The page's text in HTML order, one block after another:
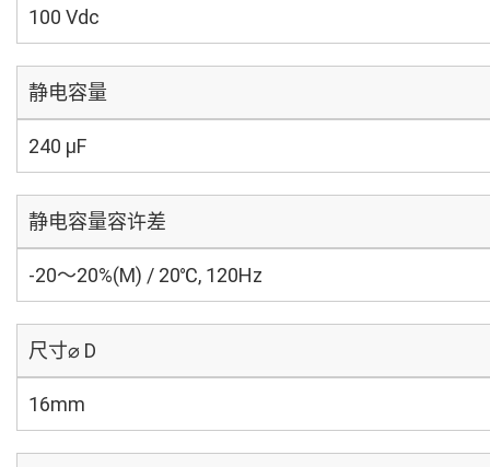
100 Vdc
静电容量
240 µF
静电容量容许差
-20～20%(M) / 20℃, 120Hz
尺寸⌀ D
16mm